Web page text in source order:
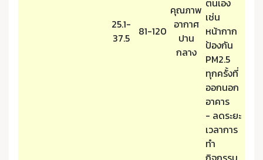
25.1-
37.5
81-120
คุณภาพ
อากาศ
ปาน
กลาง
ตนเอง
เช่น
หน้ากาก
ป้องกัน
PM2.5
ทุกครั้งที่
ออกนอก
อาคาร
- ลดระยะ
เวลาการ
ทำ